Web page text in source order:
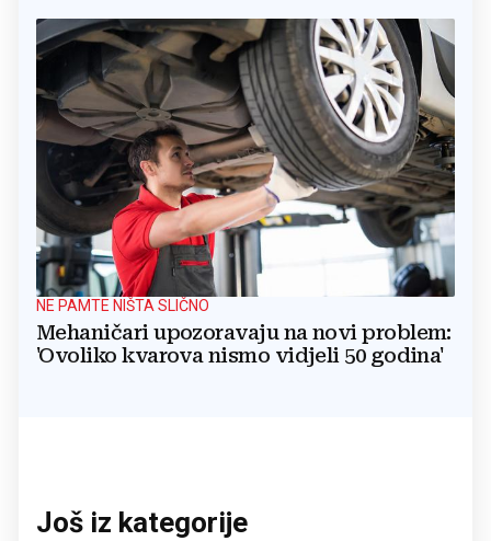
NE PAMTE NIŠTA SLIČNO
Mehaničari upozoravaju na novi problem:
'Ovoliko kvarova nismo vidjeli 50 godina'
Još iz kategorije